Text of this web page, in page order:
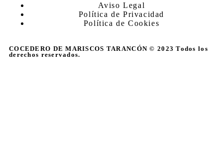
Aviso Legal
Política de Privacidad
Política de Cookies
COCEDERO DE MARISCOS TARANCÓN © 2023 Todos los
derechos reservados.